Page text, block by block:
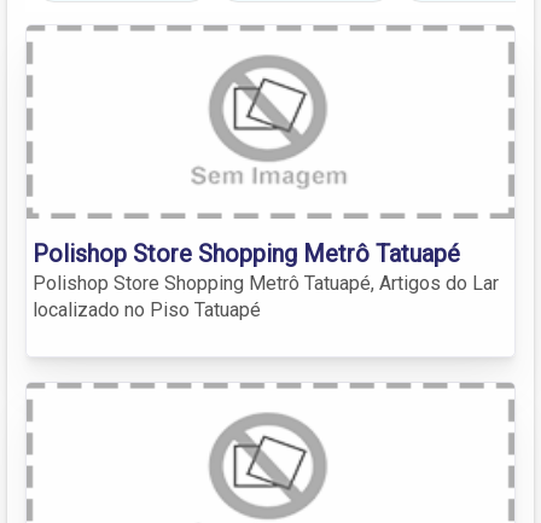
Polishop Store Shopping Metrô Tatuapé
Polishop Store Shopping Metrô Tatuapé, Artigos do Lar
localizado no Piso Tatuapé